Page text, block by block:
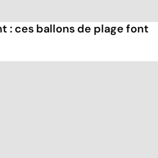
: ces ballons de plage font